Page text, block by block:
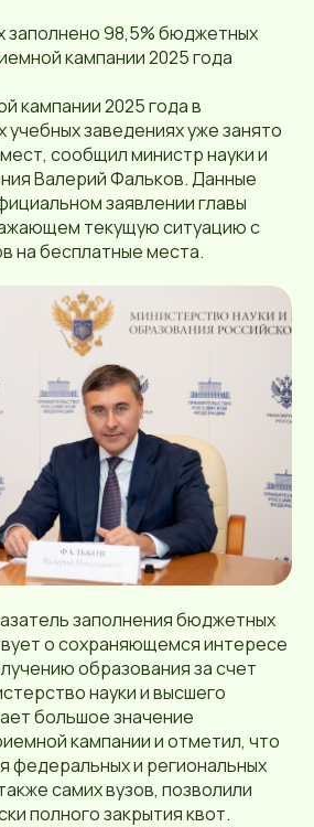
заполнено 98,5% бюджетных
кампании 2025 года
кампании 2025 года в
учебных заведениях уже занято
сообщил министр науки и
Валерий Фальков. Данные
заявлении главы
текущую ситуацию с
на бесплатные места.
заполнения бюджетных
о сохраняющемся интересе
образования за счет
науки и высшего
большое значение
кампании и отметил, что
федеральных и региональных
самих вузов, позволили
полного закрытия квот.